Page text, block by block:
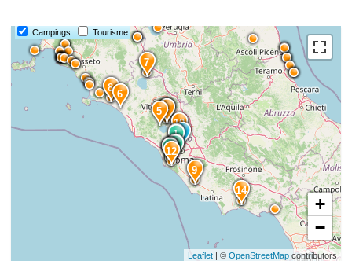
Campings Tourisme
14
13
12
11
10
9
8
7
6
54
32
1
32
1
+
−
Leaflet| © OpenStreetMapcontributors